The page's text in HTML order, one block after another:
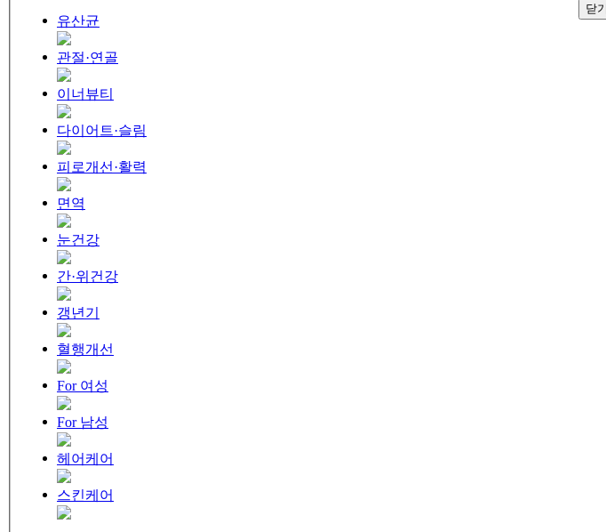
유산균
관절·연골
이너뷰티
다이어트·슬림
피로개선·활력
면역
눈건강
간·위건강
갱년기
혈행개선
For 여성
For 남성
헤어케어
스킨케어
닫기